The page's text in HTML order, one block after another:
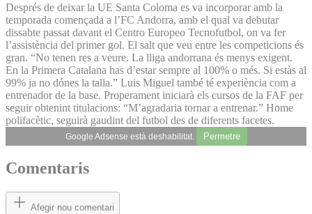
Després de deixar la UE Santa Coloma es va incorporar amb la
temporada començada a l’FC Andorra, amb el qual va debutar
dissabte passat davant el Centro Europeo Tecnofutbol, on va fer
l’assistència del primer gol. El salt que veu entre les competicions és
gran. “No tenen res a veure. La lliga andorrana és menys exigent.
En la Primera Catalana has d’estar sempre al 100% o més. Si estàs al
99% ja no dónes la talla.” Luis Miguel també té experiència com a
entrenador de la base. Properament iniciarà els cursos de la FAF per
seguir obtenint titulacions: “M’agradaria tornar a entrenar.” Home
polifacètic, seguirà gaudint del futbol des de diferents facetes.
Google Adsense està deshabilitat. Permetre
Comentaris
Afegir nou comentari